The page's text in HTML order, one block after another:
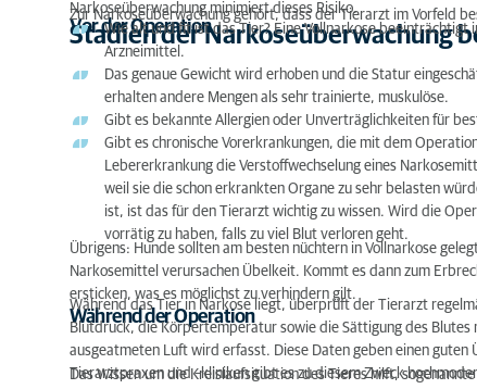
Narkoseüberwachung minimiert dieses Risiko.
Stadien der Narkoseüberwachung
Vor der Operation
Zur Narkoseüberwachung gehört, dass der Tierarzt im Vorfeld
Wie alt und fit ist das Tier? Eine Vollnarkose
Arzneimittel.
Das genaue Gewicht wird erhoben und die Statur
erhalten andere Mengen als sehr trainierte, muskulöse.
Gibt es bekannte Allergien oder Unverträglichkeiten für
Gibt es chronische Vorerkrankungen, die mit dem
Lebererkrankung die Verstoffwechselung eines
weil sie die schon erkrankten Organe zu sehr belasten
ist, ist das für den Tierarzt wichtig zu wissen. Wird die
vorrätig zu haben, falls zu viel Blut verloren geht.
Übrigens: Hunde sollten am besten nüchtern in Vollnarkose
Narkosemittel verursachen Übelkeit. Kommt es dann zum
ersticken, was es möglichst zu verhindern gilt.
Während der Operation
Während das Tier in Narkose liegt, überprüft der Tierarzt
Blutdruck, die Körpertemperatur sowie die Sättigung des
ausgeatmeten Luft wird erfasst. Diese Daten geben einen
Tierarztpraxen und –kliniken gibt es zu diesem Zweck
Das Wissen um die Kreislaufsituation des Tieres hilft,